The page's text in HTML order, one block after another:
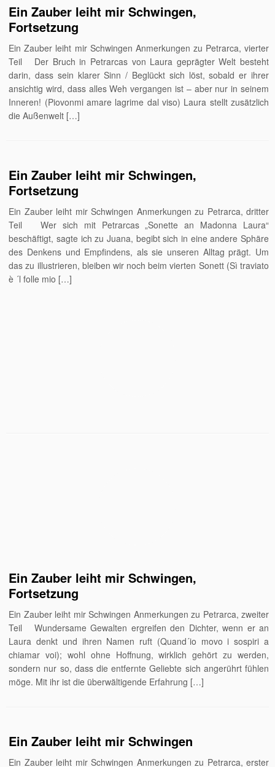
Ein Zauber leiht mir Schwingen,
Fortsetzung
Ein Zauber leiht mir Schwingen Anmerkungen zu Petrarca, vierter
Teil Der Bruch in Petrarcas von Laura geprägter Welt besteht
darin, dass sein klarer Sinn / Beglückt sich löst, sobald er ihrer
ansichtig wird, dass alles Weh vergangen ist – aber nur in seinem
Inneren! (Piovonmi amare lagrime dal viso) Laura stellt zusätzlich
die Außen­welt […]
Ein Zauber leiht mir Schwingen,
Fortsetzung
Ein Zauber leiht mir Schwingen Anmerkungen zu Petrarca, dritter
Teil Wer sich mit Petrarcas „Sonette an Madonna Laura“
beschäftigt, sagte ich zu Juana, begibt sich in eine andere Sphäre
des Denkens und Empfindens, als sie unseren Alltag prägt. Um
das zu illustrieren, bleiben wir noch beim vierten Sonett (Sì traviato
è ´l folle mio […]
Ein Zauber leiht mir Schwingen,
Fortsetzung
Ein Zauber leiht mir Schwingen Anmerkungen zu Petrarca, zweiter
Teil Wundersame Gewalten ergreifen den Dichter, wenn er an
Laura denkt und ihren Namen ruft (Quand´io movo i sospiri a
chiamar voi); wohl ohne Hoffnung, wirk­lich gehört zu werden,
sondern nur so, dass die entfernte Geliebte sich angerührt fühlen
möge. Mit ihr ist die überwältigende Erfahrung […]
Ein Zauber leiht mir Schwingen
Ein Zauber leiht mir Schwingen Anmerkungen zu Petrarca, erster